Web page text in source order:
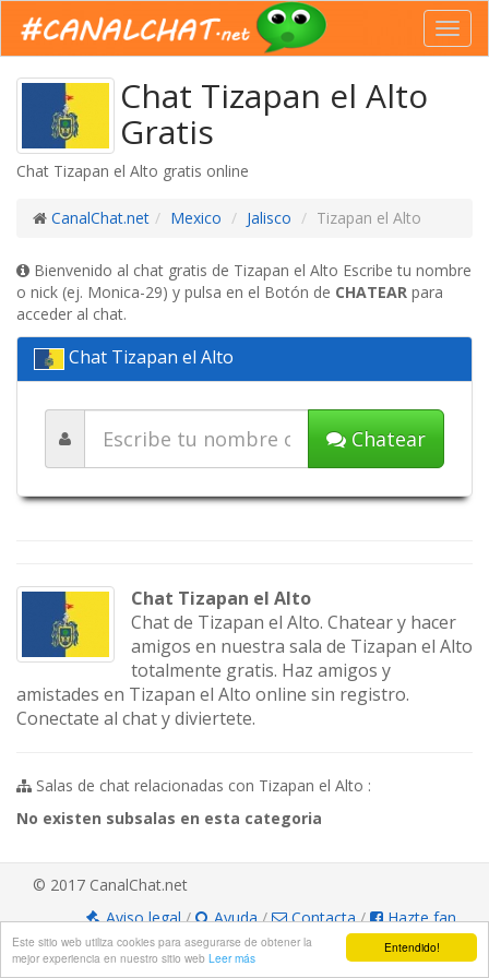
Entendido!
Este sitio web utiliza cookies para asegurarse de obtener la
mejor experiencia en nuestro sitio web Leer más
Chat Tizapan el Alto
Gratis
Chat Tizapan el Alto gratis online
CanalChat.net Mexico Jalisco Tizapan el Alto
Bienvenido al chat gratis de Tizapan el Alto Escribe tu nombre
o nick (ej. Monica-29) y pulsa en el Botón de CHATEAR para
acceder al chat.
Chat Tizapan el Alto
Chatear
Chat Tizapan el Alto
Chat de Tizapan el Alto. Chatear y hacer
amigos en nuestra sala de Tizapan el Alto
totalmente gratis. Haz amigos y
amistades en Tizapan el Alto online sin registro.
Conectate al chat y diviertete.
Salas de chat relacionadas con Tizapan el Alto :
No existen subsalas en esta categoria
© 2017 CanalChat.net
Aviso legal/ Ayuda/ Contacta/ Hazte fan